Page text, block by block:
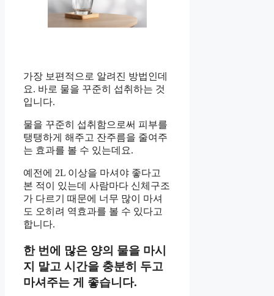
가장 보편적으로 알려진 방법인데
요. 바로 물을 꾸준히 섭취하는 것
입니다.
물을 꾸준히 섭취함으로써 피부를
탱탱하게 해주고 잔주름을 줄여주
는 효과를 볼 수 있는데요.
예전에 2L 이상을 마셔야 좋다고
본 적이 있는데 사람마다 신체구조
가 다르기 때문에 너무 많이 마셔
도 오히려 역효과를 볼 수 있다고
합니다.
한 번에 많은 양의 물을 마시
지 말고 시간을 충분히 두고
마셔주는 게 좋습니다.